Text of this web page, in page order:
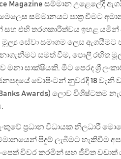
Magazine සම්මාන උළෙලේදී
සම්මානයට පාත්‍ර වීමට
සහ එහි තරගකාරීත්වය ඉහළ
සේවා සමාගම ලෙස ඇගයීමට
සමත් වීම, පොලී රහිත
සාක්ෂියකි. මීට පෙරද ශ්‍රී
වොෂිංටන් නුවරදී 18
Awards) ලොව විශිෂ්ටතම
ප්‍රධාන විධායක නිලධාරී
පිදුම් ලැබීමට හැකිවීම
විවර කරමින් සහ ජීවිත